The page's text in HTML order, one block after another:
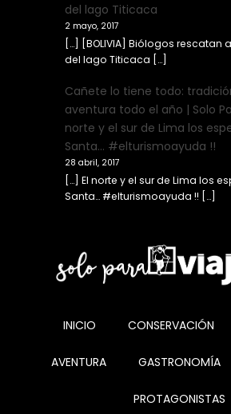
del lago Titicaca
2 mayo, 2017
[…] [BOLIVIA] Biólogos rescatan
del lago Titicaca […]
Cañete lo tiene todo:
aventura todo el año | Solo
norte y el sur de Lima los
Santa… #elturismoayuda !!
28 abril, 2017
[…] El norte y el sur de Lima los
Santa… #elturismoayuda !! […]
INICIO CONSERVACIÓN
AVENTURA GASTRONOMÍA
PROTAGONISTAS